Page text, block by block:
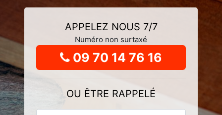
APPELEZ NOUS 7/7
Numéro non surtaxé
09 70 14 76 16
OU ÊTRE RAPPELÉ